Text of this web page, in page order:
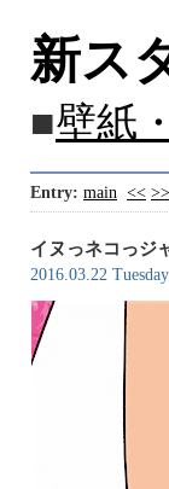
新ス
■壁紙
Entry: main << >>
イヌっネコっ
2016.03.22 Tuesday